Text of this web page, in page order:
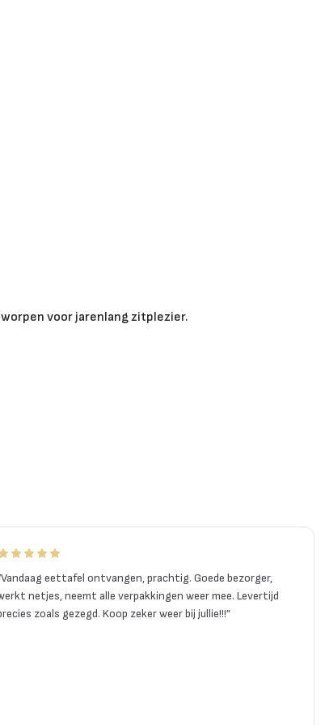
voor jarenlang zitplezier.
Vandaag eettafel ontvangen, prachtig. Goede bezorger,
netjes, neemt alle verpakkingen weer mee. Levertijd
zoals gezegd. Koop zeker weer bij jullie!!!”